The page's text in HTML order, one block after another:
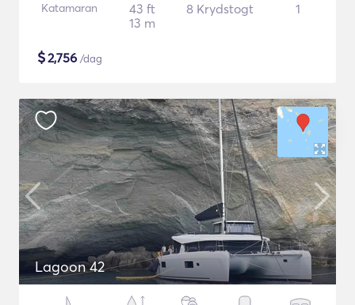
Katamaran
43 ft
13 m
8 Krydstogt 1
$2,756 /dag
Lagoon 42